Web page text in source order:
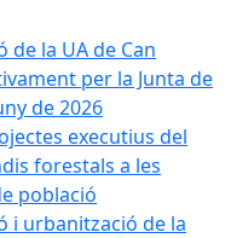
de la UA de Can
per la Junta de
de 2026
executius del
forestals a les
població
i urbanització de la